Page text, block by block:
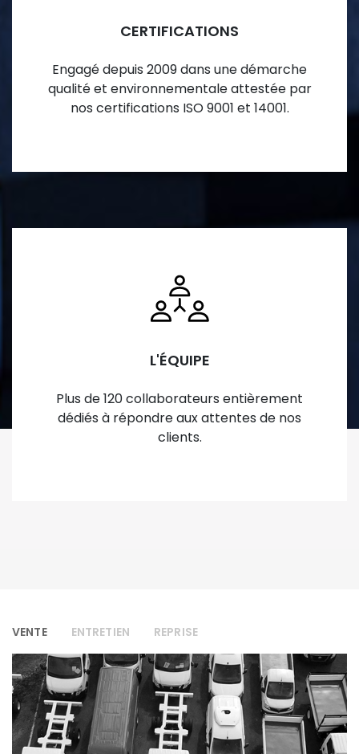
CERTIFICATIONS
Engagé depuis 2009 dans une démarche
qualité et environnementale attestée par
nos certifications ISO 9001 et 14001.
L'ÉQUIPE
Plus de 120 collaborateurs entièrement
dédiés à répondre aux attentes de nos
clients.
VENTE ENTRETIEN REPRISE